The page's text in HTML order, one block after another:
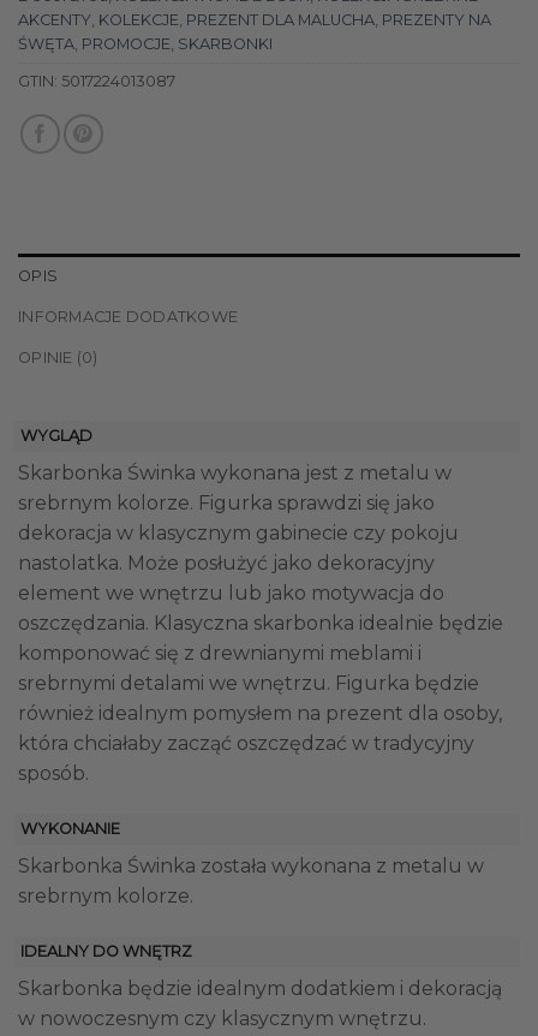
AKCENTY KOLEKCJE PREZENT DLA MALUCHA PREZENTY NA
ŚWĘTA PROMOCJE SKARBONKI
GTIN: 5017224013087
OPIS
INFORMACJE DODATKOWE
OPINIE (0)
WYGLĄD
Skarbonka Świnka wykonana jest z metalu w
srebrnym kolorze. Figurka sprawdzi się jako
dekoracja w klasycznym gabinecie czy pokoju
nastolatka. Może posłużyć jako dekoracyjny
element we wnętrzu lub jako motywacja do
oszczędzania. Klasyczna skarbonka idealnie będzie
komponować się z drewnianymi meblami i
srebrnymi detalami we wnętrzu. Figurka będzie
również idealnym pomysłem na prezent dla osoby,
która chciałaby zacząć oszczędzać w tradycyjny
sposób.
WYKONANIE
Skarbonka Świnka została wykonana z metalu w
srebrnym kolorze.
IDEALNY DO WNĘTRZ
Skarbonka będzie idealnym dodatkiem i dekoracją
w nowoczesnym czy klasycznym wnętrzu.